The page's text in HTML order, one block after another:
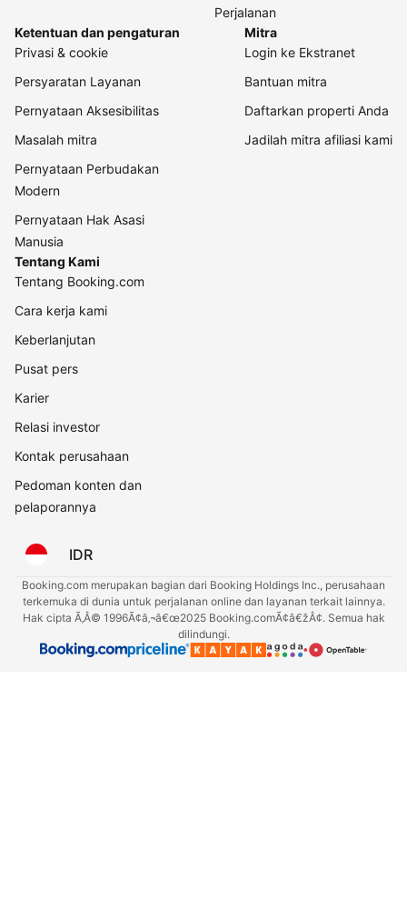
Perjalanan
Ketentuan dan pengaturan
Privasi & cookie
Persyaratan Layanan
Pernyataan Aksesibilitas
Masalah mitra
Pernyataan Perbudakan
Modern
Pernyataan Hak Asasi
Manusia
Mitra
Login ke Ekstranet
Bantuan mitra
Daftarkan properti Anda
Jadilah mitra afiliasi kami
Tentang Kami
Tentang Booking.com
Cara kerja kami
Keberlanjutan
Pusat pers
Karier
Relasi investor
Kontak perusahaan
Pedoman konten dan
pelaporannya
IDR
Booking.com merupakan bagian dari Booking Holdings Inc., perusahaan
terkemuka di dunia untuk perjalanan online dan layanan terkait lainnya.
Hak cipta Ã‚Â© 1996Ã¢â‚¬â€œ2025 Booking.comÃ¢â€žÂ¢. Semua hak
dilindungi.